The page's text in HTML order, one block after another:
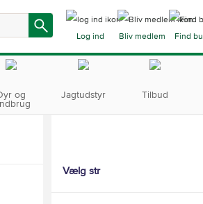
Log ind Bliv medlem Find
og Jagtudstyr Tilbud
Vælg str